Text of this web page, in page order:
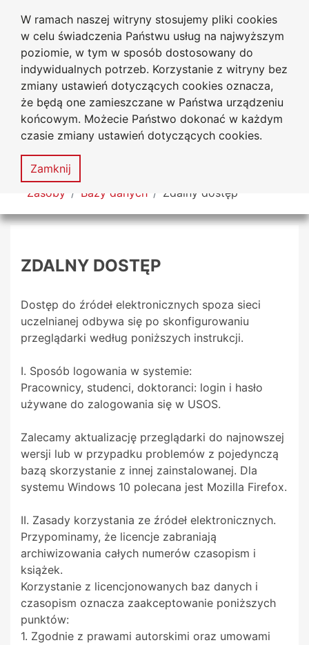
W ramach naszej witryny stosujemy pliki cookies
w celu świadczenia Państwu usług na najwyższym
poziomie, w tym w sposób dostosowany do
indywidualnych potrzeb. Korzystanie z witryny bez
zmiany ustawień dotyczących cookies oznacza,
że będą one zamieszczane w Państwa urządzeniu
końcowym. Możecie Państwo dokonać w każdym
czasie zmiany ustawień dotyczących cookies.
Zamknij
Przejdź do głównego menu
Przejdź do treści
Przejdź do wyszukiwarki
Przejdź do mapy serwisu
Biblioteka Uniwersytecka
Uniwersytetu Jana Długosza
w Częstochowie
Deklaracja
dostępności
Mapa
serwisu
MENU
Tutaj jesteś
Zasoby Bazy danych Zdalny dostęp
ZDALNY DOSTĘP
Dostęp do źródeł elektronicznych spoza sieci
uczelnianej odbywa się po skonfigurowaniu
przeglądarki według poniższych instrukcji.
I. Sposób logowania w systemie:
Pracownicy, studenci, doktoranci: login i hasło
używane do zalogowania się w USOS.
Zalecamy aktualizację przeglądarki do najnowszej
wersji lub w przypadku problemów z pojedynczą
bazą skorzystanie z innej zainstalowanej. Dla
systemu Windows 10 polecana jest Mozilla Firefox.
II. Zasady korzystania ze źródeł elektronicznych.
Przypominamy, że licencje zabraniają
archiwizowania całych numerów czasopism i
książek.
Korzystanie z licencjonowanych baz danych i
czasopism oznacza zaakceptowanie poniższych
punktów:
1. Zgodnie z prawami autorskimi oraz umowami